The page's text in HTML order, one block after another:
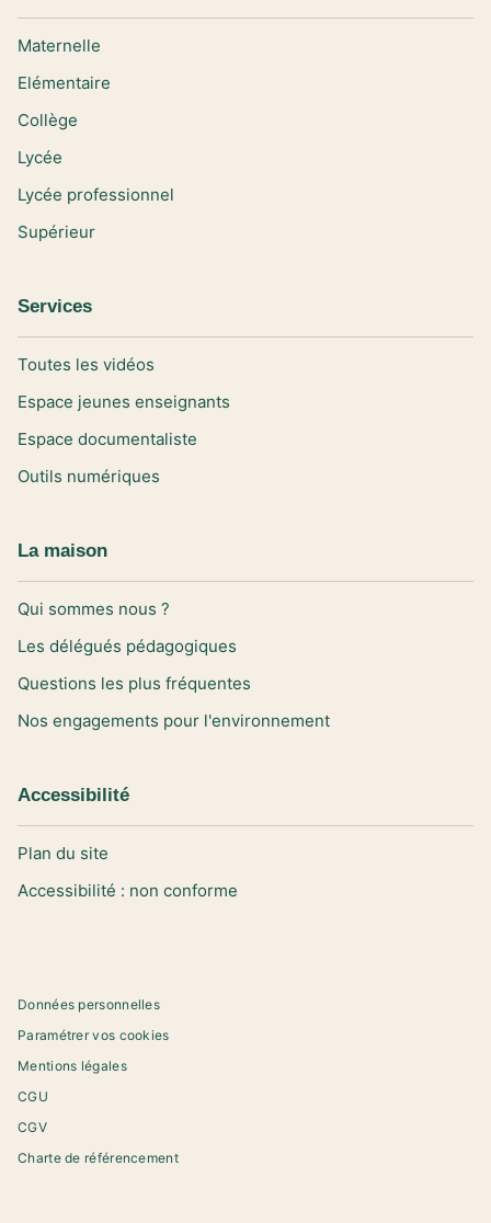
Maternelle
Elémentaire
Collège
Lycée
Lycée professionnel
Supérieur
Services
Toutes les vidéos
Espace jeunes enseignants
Espace documentaliste
Outils numériques
La maison
Qui sommes nous ?
Les délégués pédagogiques
Questions les plus fréquentes
Nos engagements pour l'environnement
Accessibilité
Plan du site
Accessibilité : non conforme
Données personnelles
Paramétrer vos cookies
Mentions légales
CGU
CGV
Charte de référencement